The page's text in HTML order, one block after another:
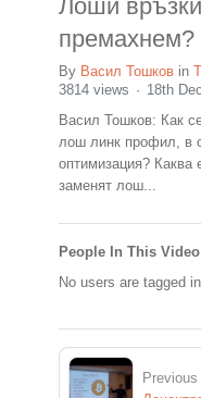
Лоши
премахнем?
By Васил Тошков in
3814 views
18th
Васил Тошков: Как
лош линк профил, в
оптимизация? Каква
заменят лош...
People In This Video
No users are tagged
Previous